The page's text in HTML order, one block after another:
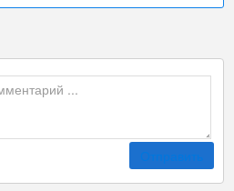
Отправить